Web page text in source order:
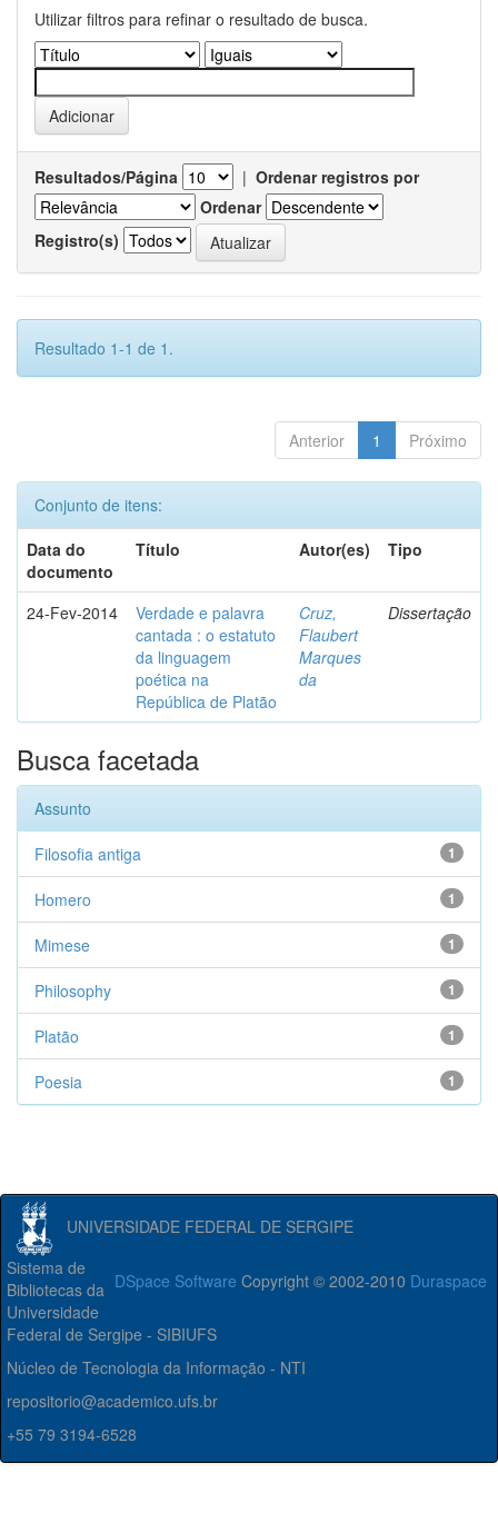
Utilizar filtros para refinar o resultado de busca.
Resultados/Página | Ordenar registros por
Ordenar
Registro(s)
Resultado 1-1 de 1.
Anterior 1 Próximo
Conjunto de itens:
Data do
documento
Título Autor(es) Tipo
24-Fev-2014
Verdade e palavra
cantada : o estatuto
da linguagem
poética na
República de Platão
Cruz,
Flaubert
Marques
da
Dissertação
Busca facetada
Assunto
1
Filosofia antiga
1
Homero
1
Mimese
1
Philosophy
1
Platão
1
Poesia
UNIVERSIDADE FEDERAL DE SERGIPE
DSpace Software Copyright © 2002-2010 Duraspace
Sistema de
Bibliotecas da
Universidade
Federal de Sergipe - SIBIUFS
Núcleo de Tecnologia da Informação - NTI
repositorio@academico.ufs.br
+55 79 3194-6528